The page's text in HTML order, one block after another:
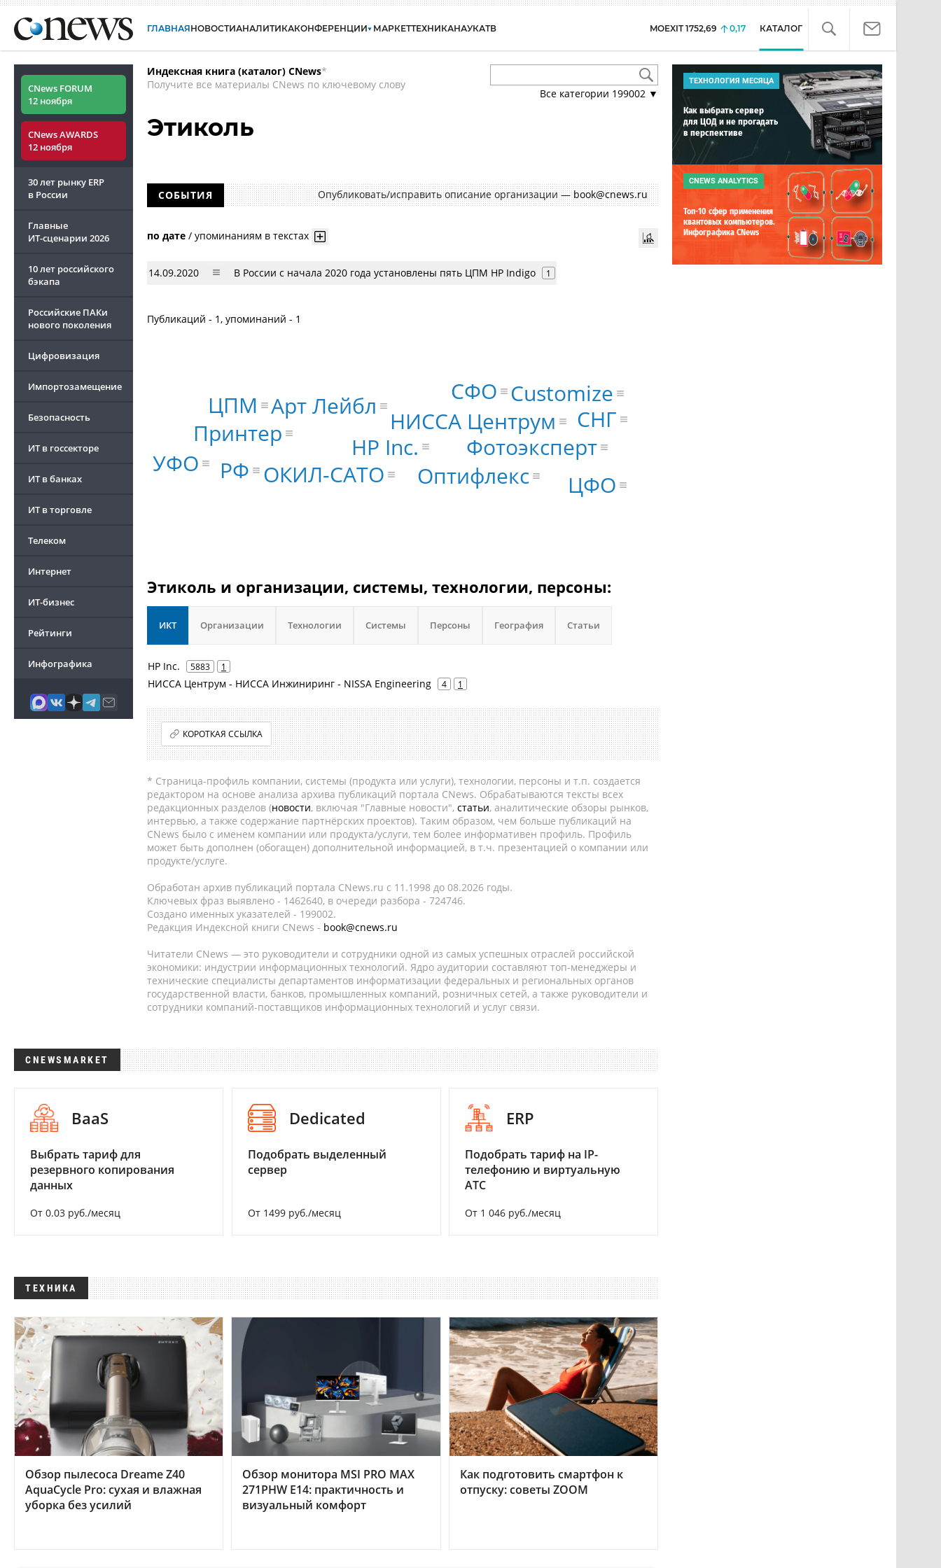
ГЛАВНАЯНОВОСТИАНАЛИТИКАКОНФЕРЕНЦИИ МАРКЕТТЕХНИКАНАУКАТВ MOEXIT 1752,69 0,17 КАТАЛОГ
CNews FORUM
12 ноября
CNews AWARDS
12 ноября
30 лет рынку ERP
в России
Главные
ИТ-сценарии 2026
10 лет российского
бэкапа
Российские ПАКи
нового поколения
Цифровизация
Импортозамещение
Безопасность
ИТ в госсекторе
ИТ в банках
ИТ в торговле
Телеком
Интернет
ИТ-бизнес
Рейтинги
Инфографика
Индексная книга (каталог) CNews*
Получите все материалы CNews по ключевому слову
Все категории 199002 ▼
Этиколь
СОБЫТИЯ Опубликовать/исправить описание организации —book@cnews.ru
по дате / упоминаниям в текстах
14.09.2020 В России с начала 2020 года установлены пять ЦПМ HP Indigo 1
Публикаций - 1, упоминаний - 1
HP Inc.
НИССА Центрум
ОКИЛ-САТО
Оптифлекс
Арт Лейбл
Фотоэксперт
Принтер
ЦПМ Customize
ЦФО
СНГ
СФО
УФО РФ
Этиколь и организации, системы, технологии, персоны:
ИКТ Организации Технологии Системы Персоны География Статьи
HP Inc. 5883 1
НИССА Центрум - НИССА Инжиниринг - NISSA Engineering 4 1
КОРОТКАЯ ССЫЛКА
* Страница-профиль компании, системы (продукта или услуги), технологии, персоны и т.п. создается
редактором на основе анализа архива публикаций портала CNews. Обрабатываются тексты всех
редакционных разделов (новости, включая "Главные новости", статьи, аналитические обзоры рынков,
интервью, а также содержание партнёрских проектов). Таким образом, чем больше публикаций на
CNews было с именем компании или продукта/услуги, тем более информативен профиль. Профиль
может быть дополнен (обогащен) дополнительной информацией, в т.ч. презентацией о компании или
продукте/услуге.
Обработан архив публикаций портала CNews.ru c 11.1998 до 08.2026 годы.
Ключевых фраз выявлено - 1462640, в очереди разбора - 724746.
Создано именных указателей - 199002.
Редакция Индексной книги CNews - book@cnews.ru
Читатели CNews — это руководители и сотрудники одной из самых успешных отраслей российской
экономики: индустрии информационных технологий. Ядро аудитории составляют топ-менеджеры и
технические специалисты департаментов информатизации федеральных и региональных органов
государственной власти, банков, промышленных компаний, розничных сетей, а также руководители и
сотрудники компаний-поставщиков информационных технологий и услуг связи.
CNEWSMARKET
BaaS
Выбрать тариф для
резервного копирования
данных
От 0.03 руб./месяц
Dedicated
Подобрать выделенный
сервер
От 1499 руб./месяц
ERP
Подобрать тариф на IP-
телефонию и виртуальную
АТС
От 1 046 руб./месяц
ТЕХНИКА
Обзор пылесоса Dreame Z40
AquaCycle Pro: сухая и влажная
уборка без усилий
Обзор монитора MSI PRO MAX
271PHW E14: практичность и
визуальный комфорт
Как подготовить смартфон к
отпуску: советы ZOOM
ТЕХНОЛОГИЯ МЕСЯЦА
Как выбрать сервер
для ЦОД и не прогадать
в перспективе
CNEWS ANALYTICS
Топ-10 сфер применения
квантовых компьютеров.
Инфографика CNews